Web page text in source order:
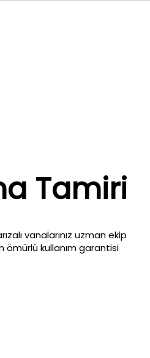
Tamiri
vanalarınız uzman ekip
ömürlü kullanım garantisi